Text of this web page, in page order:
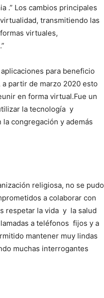
.” Los cambios principales
transmitiendo las
virtuales,
para beneficio
partir de marzo 2020 esto
en forma virtual.Fue un
la tecnología y
congregación y además
religiosa, no se pudo
a colaborar con
respetar la vida y la salud
a teléfonos fijos y a
mantener muy lindas
muchas interrogantes